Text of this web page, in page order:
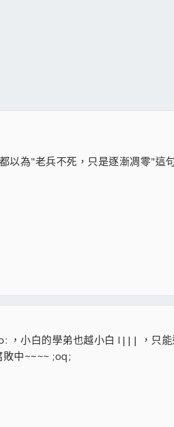
以為"老兵不死，只是逐漸凋零"這
，小白的學弟也越小白 l||| ，只
敗中~~~~ ;oq;